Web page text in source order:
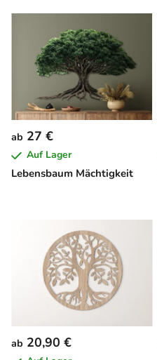
Lebensbaum Mächtigkeit
ab 27 €
Auf Lager
ab 20,90 €